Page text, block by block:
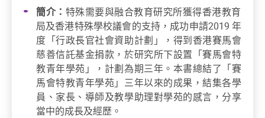
簡介： 特殊需要與融合教育研究所獲得香港教育
局及香港特殊學校議會的支持，成功申請2019 年
度「行政長官社會資助計劃」，得到香港賽馬會
慈善信託基金捐款，於研究所下設置「賽馬會特
教青年學苑」，計劃為期三年。本書總結了「賽
馬會特教青年學苑」三年以來的成果，結集各學
員、家長、導師及教學助理對學苑的感言，分享
當中的成長及經歷。